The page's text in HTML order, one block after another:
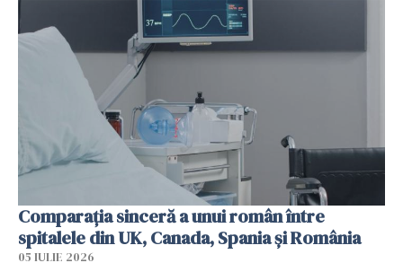
Comparația sinceră a unui român între
spitalele din UK, Canada, Spania și România
05 IULIE 2026